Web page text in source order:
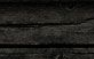
direct
de
hoofdinhoud